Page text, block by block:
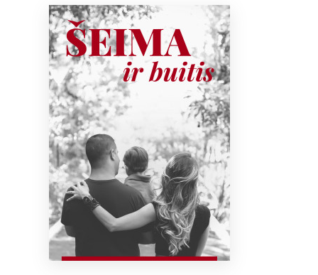
Naujienos
Bibliotekoms
+370 667 80 541
info@elvislab.lt